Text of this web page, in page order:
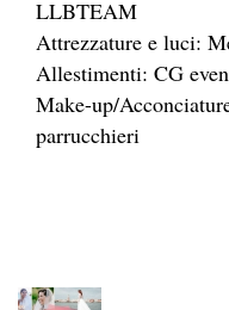
LLBTEAM
Attrezzature e luci:
Allestimenti: CG
Make-up/
parrucchieri